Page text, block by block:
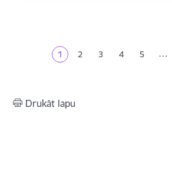
Pašreizējā lapa
1 Lapa
2 Lapa
3 Lapa
4 Lapa
5 …
Drukāt lapu